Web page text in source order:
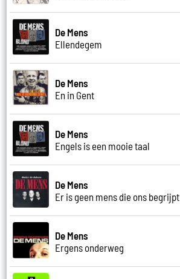
De Mens
Ellendegem
De Mens
En in Gent
De Mens
Engels is een mooie taal
De Mens
Er is geen mens die ons begrijpt
De Mens
Ergens onderweg